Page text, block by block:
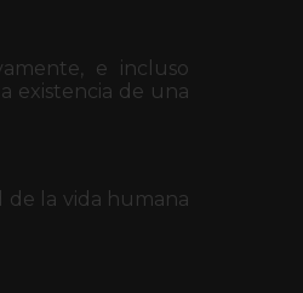
e incluso
existencia de una
de la vida humana